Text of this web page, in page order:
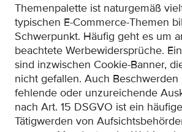
Themenpalette ist naturgemäß
typischen E-Commerce-Themen
Schwerpunkt. Häufig geht es um
beachtete Werbewidersprüche.
sind inzwischen Cookie-Banner,
nicht gefallen. Auch
fehlende oder unzureichende
nach Art. 15 DSGVO ist ein
Tätigwerden von